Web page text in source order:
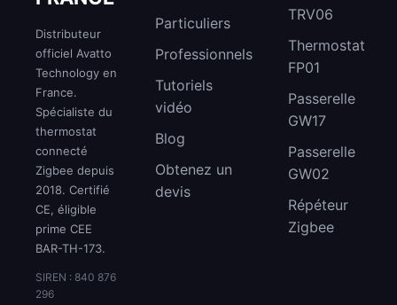
Distributeur
officiel Avatto
Technology en
France.
Spécialiste du
thermostat
connecté
Zigbee depuis
2018. Certifié
CE, éligible
prime CEE
BAR-TH-173.
SIREN : 840 876
296
Particuliers
Professionnels
Tutoriels
vidéo
Blog
Obtenez un
devis
TRV06
Thermostat
FP01
Passerelle
GW17
Passerelle
GW02
Répéteur
Zigbee